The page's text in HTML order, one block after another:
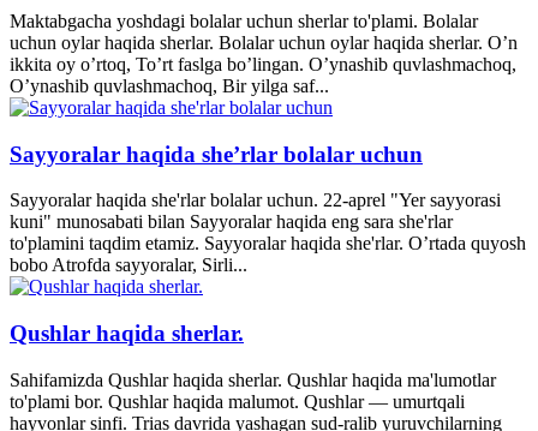
Maktabgacha yoshdagi bolalar uchun sherlar to'plami. Bolalar
uchun oylar haqida sherlar. Bolalar uchun oylar haqida sherlar. O’n
ikkita oy o’rtoq, To’rt faslga bo’lingan. O’ynashib quvlashmachoq,
O’ynashib quvlashmachoq, Bir yilga saf...
Sayyoralar haqida she’rlar bolalar uchun
Sayyoralar haqida she'rlar bolalar uchun. 22-aprel "Yer sayyorasi
kuni" munosabati bilan Sayyoralar haqida eng sara she'rlar
to'plamini taqdim etamiz. Sayyoralar haqida she'rlar. O’rtada quyosh
bobo Atrofda sayyoralar, Sirli...
Qushlar haqida sherlar.
Sahifamizda Qushlar haqida sherlar. Qushlar haqida ma'lumotlar
to'plami bor. Qushlar haqida malumot. Qushlar — umurtqali
hayvonlar sinfi. Trias davrida yashagan sud-ralib yuruvchilarning